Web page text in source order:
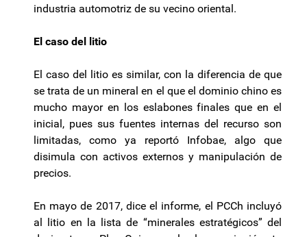
industria automotriz de su vecino oriental.
El caso del litio
El caso del litio es similar, con la diferencia de que
se trata de un mineral en el que el dominio chino es
mucho mayor en los eslabones finales que en el
inicial, pues sus fuentes internas del recurso son
limitadas, como ya reportó Infobae, algo que
disimula con activos externos y manipulación de
precios.
En mayo de 2017, dice el informe, el PCCh incluyó
al litio en la lista de “minerales estratégicos” del